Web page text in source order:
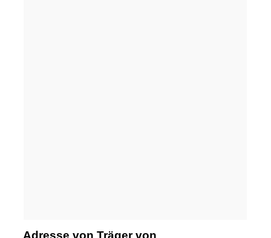
Adresse von Träger von